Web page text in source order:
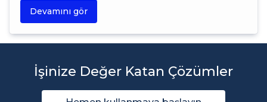
Devamını gör
İşinize Değer Katan Çözümler